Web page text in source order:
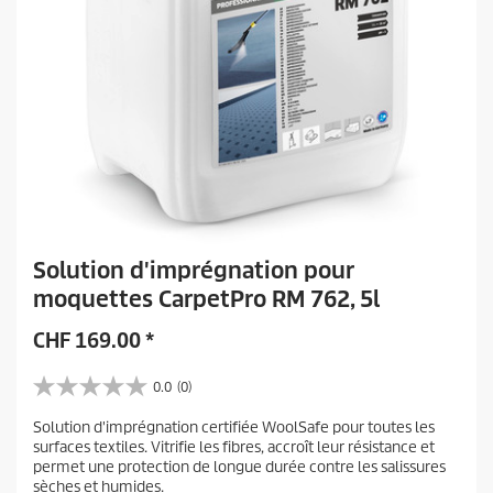
Solution d'imprégnation pour
moquettes CarpetPro RM 762, 5l
CHF 169.00*
0.0 (0)
0
0
s
u
Solution d'imprégnation certifiée WoolSafe pour toutes les
surfaces textiles. Vitrifie les fibres, accroît leur résistance et
permet une protection de longue durée contre les salissures
sèches et humides.